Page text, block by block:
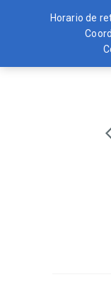
Horario de
to